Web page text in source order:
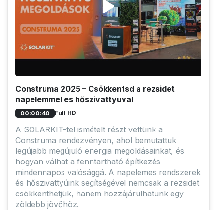
Construma 2025 – Csökkentsd a rezsidet
napelemmel és hőszivattyúval
00:00:40 Full HD
A SOLARKIT-tel ismételt részt vettünk a
Construma rendezvényen, ahol bemutattuk
legújabb megújuló energia megoldásainkat, és
hogyan válhat a fenntartható építkezés
mindennapos valósággá. A napelemes rendszerek
és hőszivattyúink segítségével nemcsak a rezsidet
csökkenthetjük, hanem hozzájárulhatunk egy
zöldebb jövőhöz.